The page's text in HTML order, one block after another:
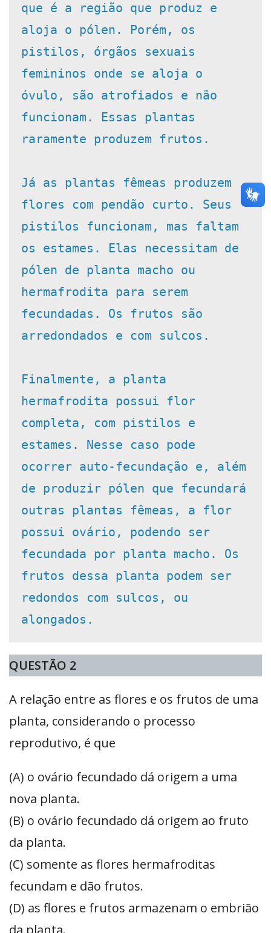
que é a região que produz e
aloja o pólen. Porém, os
pistilos, órgãos sexuais
femininos onde se aloja o
óvulo, são atrofiados e não
funcionam. Essas plantas
raramente produzem frutos.
Já as plantas fêmeas produzem
flores com pendão curto. Seus
pistilos funcionam, mas faltam
os estames. Elas necessitam de
pólen de planta macho ou
hermafrodita para serem
fecundadas. Os frutos são
arredondados e com sulcos.
Finalmente, a planta
hermafrodita possui flor
completa, com pistilos e
estames. Nesse caso pode
ocorrer auto-fecundação e, além
de produzir pólen que fecundará
outras plantas fêmeas, a flor
possui ovário, podendo ser
fecundada por planta macho. Os
frutos dessa planta podem ser
redondos com sulcos, ou
alongados.
QUESTÃO 2
A relação entre as flores e os frutos de uma
planta, considerando o processo
reprodutivo, é que
(A) o ovário fecundado dá origem a uma
nova planta.
(B) o ovário fecundado dá origem ao fruto
da planta.
(C) somente as flores hermafroditas
fecundam e dão frutos.
(D) as flores e frutos armazenam o embrião